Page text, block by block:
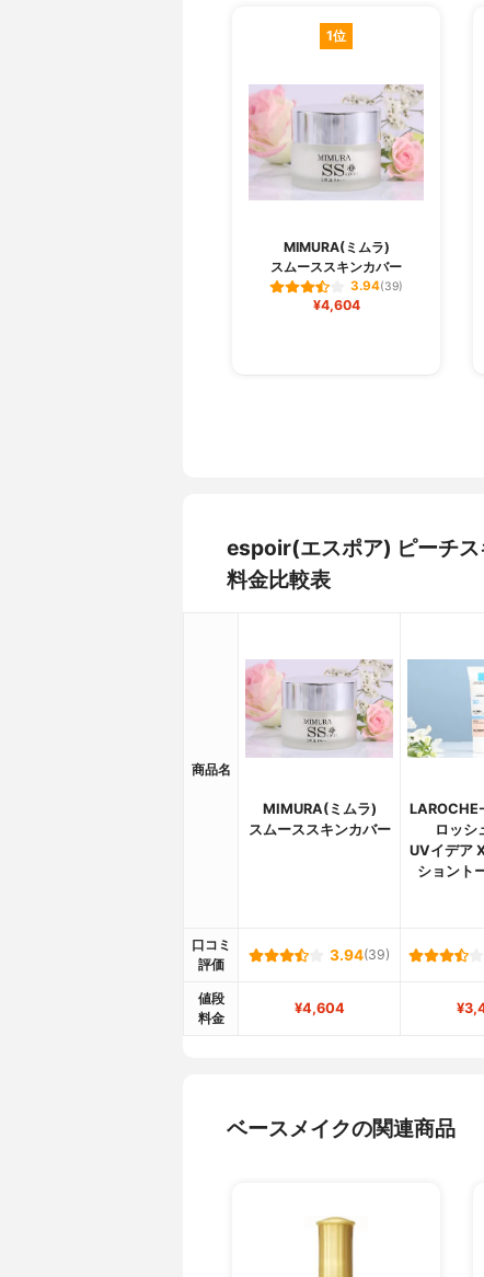
1位
MIMURA(ミムラ)
スムーススキンカバー
3.94(39)
¥4,604
espoir(エスポア) ピーチス
料金比較表
商品名
MIMURA(ミムラ)
スムーススキンカバー
ロッシ
UVイデア
ショント
口コミ
評価
3.94(39)
値段
料金
¥4,604
ベースメイクの関連商品